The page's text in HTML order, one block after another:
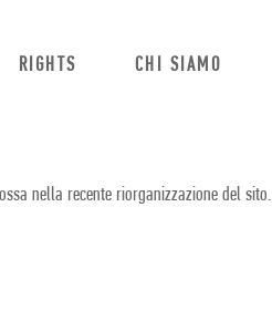
RIGHTS CHI SIAMO
nella recente riorganizzazione del sito.